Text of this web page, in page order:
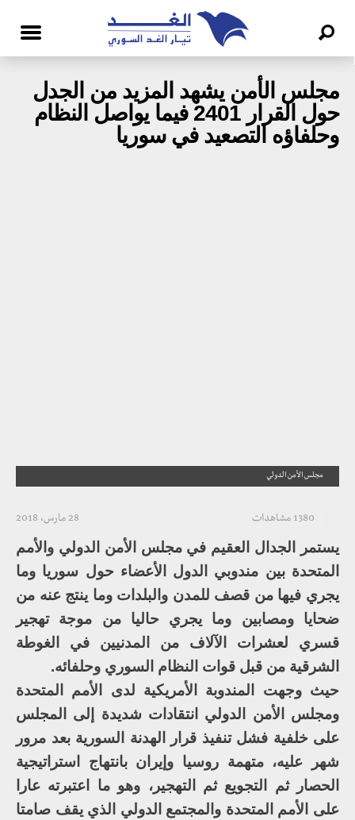
مجلس الأمن يشهد المزيد من الجدل
حول القرار 2401 فيما يواصل النظام
وحلفاؤه التصعيد في سوريا
مجلس الأمن الدولي
28 مارس، 2018 1380 مشاهدات
يستمر الجدال العقيم في مجلس الأمن الدولي والأمم
المتحدة بين مندوبي الدول الأعضاء حول سوريا وما
يجري فيها من قصف للمدن والبلدات وما ينتج عنه من
ضحايا ومصابين وما يجري حاليا من موجة تهجير
قسري لعشرات الآلاف من المدنيين في الغوطة
الشرقية من قبل قوات النظام السوري وحلفائه.
حيث وجهت المندوبة الأمريكية لدى الأمم المتحدة
ومجلس الأمن الدولي انتقادات شديدة إلى المجلس
على خلفية فشل تنفيذ قرار الهدنة السورية بعد مرور
شهر عليه، متهمة روسيا وإيران بانتهاج استراتيجية
الحصار ثم التجويع ثم التهجير، وهو ما اعتبرته عارا
على الأمم المتحدة والمجتمع الدولي الذي يقف صامتا